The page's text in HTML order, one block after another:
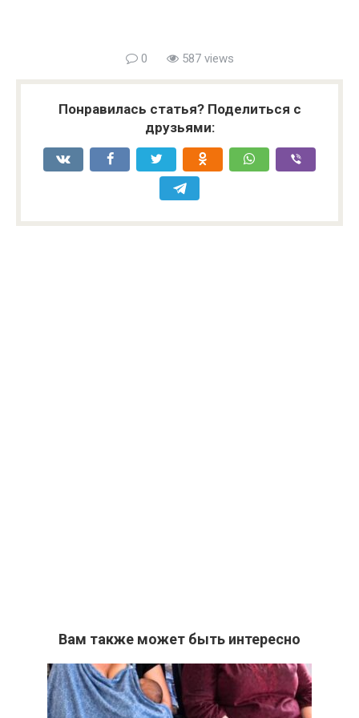
0 587 views
Понравилась статья? Поделиться с
друзьями:
Вам также может быть интересно